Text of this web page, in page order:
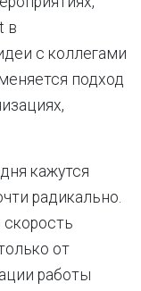
в
с коллегами
подход
кажутся
радикально.
от
работы